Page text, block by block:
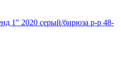
1" 2020 серый/бирюза р-р 48-